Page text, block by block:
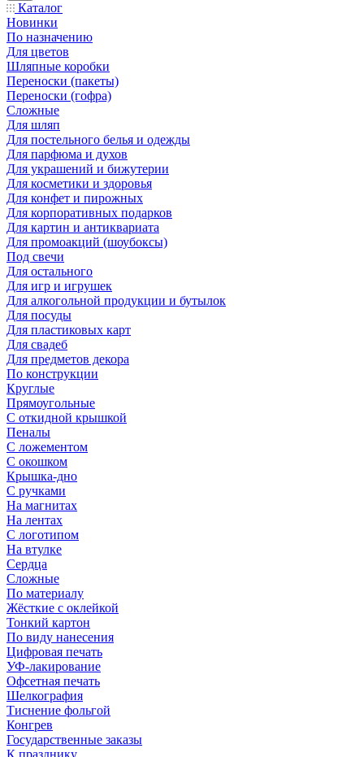
Каталог
Новинки
По назначению
Для цветов
Шляпные коробки
Переноски (пакеты)
Переноски (гофра)
Сложные
Для шляп
Для постельного белья и одежды
Для парфюма и духов
Для украшений и бижутерии
Для косметики и здоровья
Для конфет и пирожных
Для корпоративных подарков
Для картин и антиквариата
Для промоакций (шоубоксы)
Под свечи
Для остального
Для игр и игрушек
Для алкогольной продукции и бутылок
Для посуды
Для пластиковых карт
Для свадеб
Для предметов декора
По конструкции
Круглые
Прямоугольные
С откидной крышкой
Пеналы
С ложементом
С окошком
Крышка-дно
С ручками
На магнитах
На лентах
С логотипом
На втулке
Сердца
Сложные
По материалу
Жёсткие с оклейкой
Тонкий картон
По виду нанесения
Цифровая печать
УФ-лакирование
Офсетная печать
Шелкография
Тиснение фольгой
Конгрев
Государственные заказы
К празднику